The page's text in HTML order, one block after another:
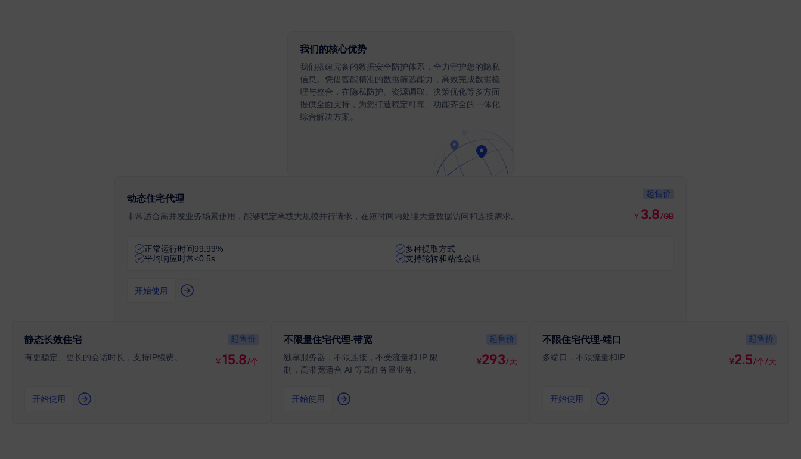
我们的核心优势
我们搭建完备的数据安全防护体系，全力守护您的隐私
信息。凭借智能精准的数据筛选能力，高效完成数据梳
理与整合，在隐私防护、资源调取、决策优化等多方面
提供全面支持，为您打造稳定可靠、功能齐全的一体化
综合解决方案。
动态住宅代理
非常适合高并发业务场景使用，能够稳定承载大规模并行请求，在短时间内处理大量数据访问和连接需求。
起售价
￥ 3.8/GB
正常运行时间99.99%
多种提取方式
平均响应时常<0.5s
支持轮转和粘性会话
开始使用
静态长效住宅
有更稳定、更长的会话时长，支持IP续费。
起售价
￥ 15.8/个
开始使用
不限量住宅代理-带宽
独享服务器，不限连接，不受流量和 IP 限
制，高带宽适合 AI 等高任务量业务。
起售价
¥293/天
开始使用
不限住宅代理-端口
多端口，不限流量和IP
起售价
¥2.5/个/天
开始使用